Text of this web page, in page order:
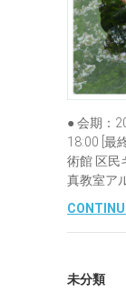
● 会期：
18:00 [
術館 区
真教室ア
未分類